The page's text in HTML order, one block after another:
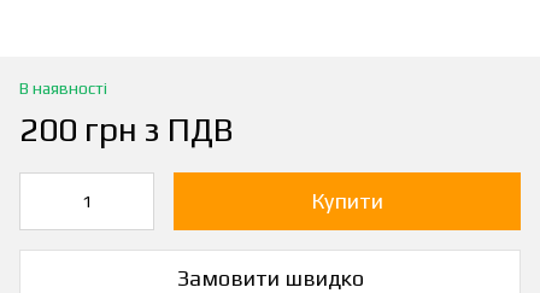
В наявності
200 грн з ПДВ
Купити
Замовити швидко